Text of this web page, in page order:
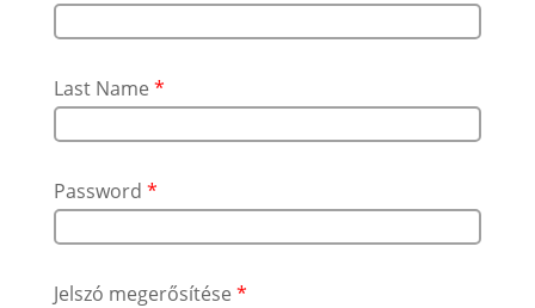
Last Name *
Password *
Jelszó megerősítése *